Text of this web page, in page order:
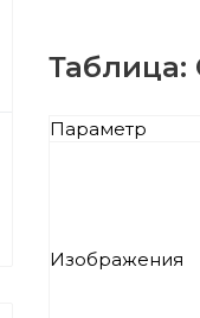
Таблица:
Параметр
Изображения